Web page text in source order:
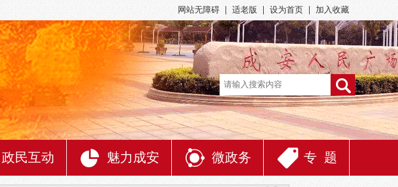
加入收藏
设为首页
适老版
网站无障碍
政民互动 魅力成安 微政务 专 题